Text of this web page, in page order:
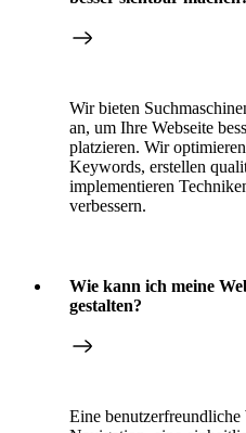
Wir bieten
an, um Ihre Webseite
platzieren. Wir
Keywords, erstellen
implementieren
verbessern.
Wie kann ich meine
gestalten?
Eine benutzerfreundliche